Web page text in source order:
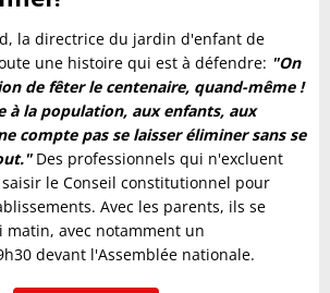
la directrice du jardin d'enfant de
une histoire qui est à défendre: "On
de fêter le centenaire, quand-même !
à la population, aux enfants, aux
compte pas se laisser éliminer sans se
Des professionnels qui n'excluent
le Conseil constitutionnel pour
Avec les parents, ils se
matin, avec notamment un
devant l'Assemblée nationale.